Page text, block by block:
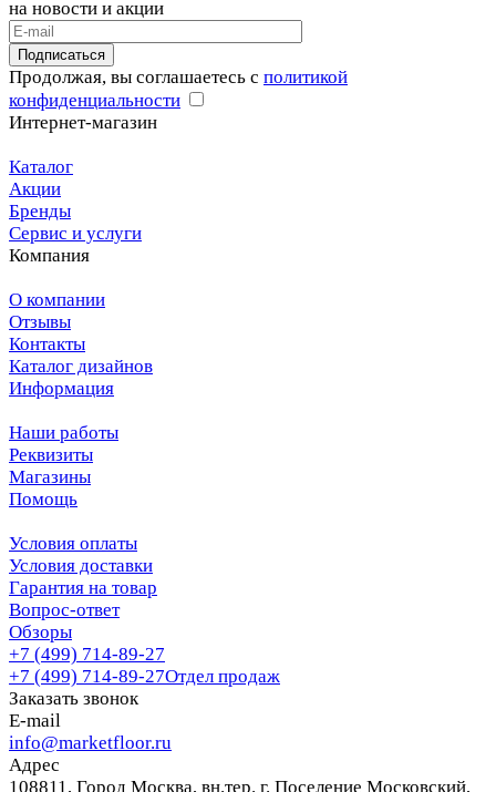
на новости и акции
Подписаться
Продолжая, вы соглашаетесь с политикой
конфиденциальности
Интернет-магазин
Каталог
Акции
Бренды
Сервис и услуги
Компания
О компании
Отзывы
Контакты
Каталог дизайнов
Информация
Наши работы
Реквизиты
Магазины
Помощь
Условия оплаты
Условия доставки
Гарантия на товар
Вопрос-ответ
Обзоры
+7 (499) 714-89-27
+7 (499) 714-89-27Отдел продаж
Заказать звонок
E-mail
info@marketfloor.ru
Адрес
108811, Город Москва, вн.тер. г. Поселение Московский,